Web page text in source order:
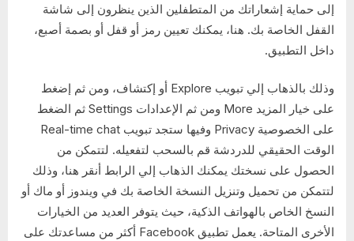
إلى حماية إشعاراتك من المتطفلين الذين ينظرون إلى شاشة
القفل الخاصة بك. هنا، يمكنك تعيين رمز أو قفل أو بصمة أصبع،
داخل التطبيق.
وذلك بالذهاب إلي تبويب Explore أو إكتشاف، ومن ثم إضغط
على خيار المزيد More ومن ثم الإعدادات Settings ثم الضغط
على الخصوصية Privacy وفيها ستجد تبويب Real-time chat
الوقت الحقيقي للدردشة قم بالسحب لتفعيله. لتتمكن من
الحصول على نسختك يمكنك الذهاب إلي الرابط أنقر هنا، وذلك
لتتمكن من تحميل وتنزيل النسخة الخاصة بك في ويندوز أو ماك أو
النسخ الخاص بالهواتف الذكية، حيث يتوفر العديد من الخيارات
الأخرى المتاحة. يعمل تطبيق Facebook أكثر من مساعدتك على